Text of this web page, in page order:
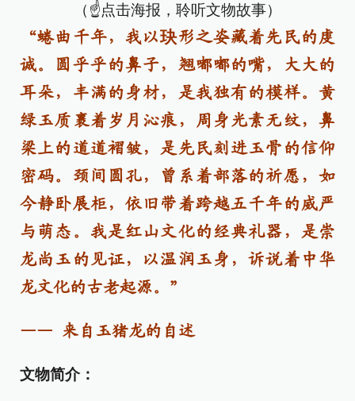
（☝点击海报，聆听文物故事）
“蜷曲千年，我以玦形之姿藏着先民的虔
诚。圆乎乎的鼻子，翘嘟嘟的嘴，大大的
耳朵，丰满的身材，是我独有的模样。黄
绿玉质裹着岁月沁痕，周身光素无纹，鼻
梁上的道道褶皱，是先民刻进玉骨的信仰
密码。颈间圆孔，曾系着部落的祈愿，如
今静卧展柜，依旧带着跨越五千年的威严
与萌态。我是红山文化的经典礼器，是崇
龙尚玉的见证，以温润玉身，诉说着中华
龙文化的古老起源。”
—— 来自玉猪龙的自述
文物简介：